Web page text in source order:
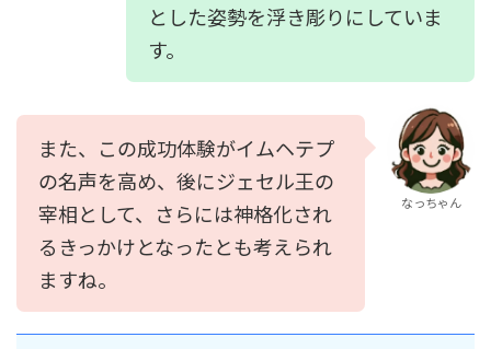
とした姿勢を浮き彫りにしていま
す。
また、この成功体験がイムヘテプ
の名声を高め、後にジェセル王の
宰相として、さらには神格化され
るきっかけとなったとも考えられ
ますね。
なっちゃん